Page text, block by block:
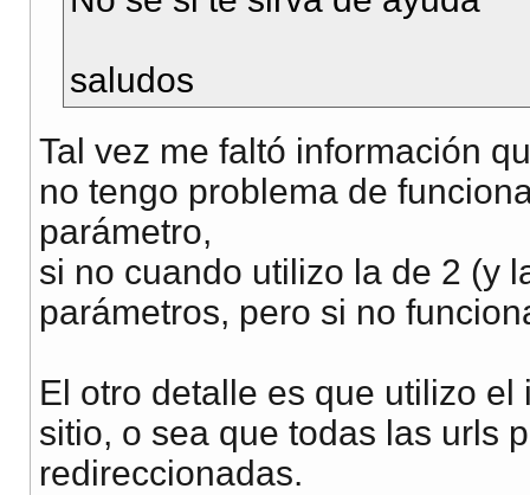
saludos
Tal vez me faltó información
no tengo problema de
parámetro,
si no cuando utilizo la de 2 (y
parámetros, pero si no
El otro detalle es que utilizo
sitio, o sea que todas las urls
redireccionadas.